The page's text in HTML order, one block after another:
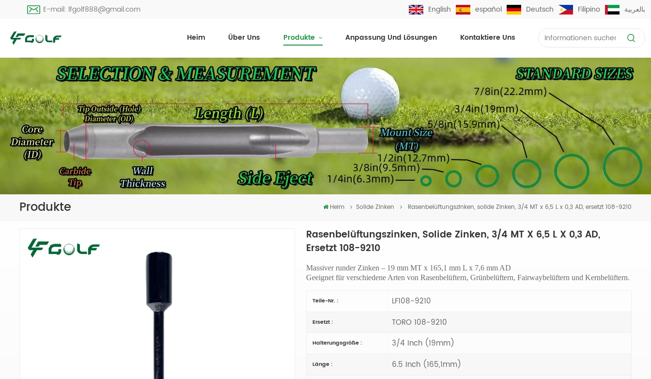
E-mail: lfgolf888@gmail.com English español Deutsch Filipino بالعربية
Heim Über Uns Produkte Anpassung Und Lösungen Kontaktiere Uns
Produkte Heim Solide Zinken Rasenbelüftungszinken, solide Zinken, 3/4 MT x 6,5 L x 0,3 AD, ersetzt 108-9210
Rasenbelüftungszinken, Solide Zinken, 3/4 MT X 6,5 L X 0,3 AD,
Ersetzt 108-9210
Massiver runder Zinken – 19 mm MT x 165,1 mm L x 7,6 mm AD
Geeignet für verschiedene Arten von Rasenbelüftern, Grünbelüftern, Fairwaybelüftern und Kernbelüftern.
Teile-Nr. : LF108-9210
Ersetzt : TORO 108-9210
Halterungsgröße : 3/4 Inch (19mm)
Länge : 6.5 Inch (165,1mm)